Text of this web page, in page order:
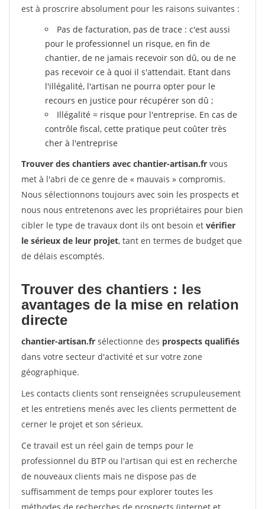
est à proscrire absolument pour les raisons suivantes :
Pas de facturation, pas de trace : c'est aussi
pour le professionnel un risque, en fin de
chantier, de ne jamais recevoir son dû, ou de ne
pas recevoir ce à quoi il s'attendait. Etant dans
l'illégalité, l'artisan ne pourra opter pour le
recours en justice pour récupérer son dû ;
Illégalité = risque pour l'entreprise. En cas de
contrôle fiscal, cette pratique peut coûter très
cher à l'entreprise
Trouver des chantiers avec chantier-artisan.fr vous
met à l'abri de ce genre de « mauvais » compromis.
Nous sélectionnons toujours avec soin les prospects et
nous nous entretenons avec les propriétaires pour bien
cibler le type de travaux dont ils ont besoin et vérifier
le sérieux de leur projet, tant en termes de budget que
de délais escomptés.
Trouver des chantiers : les
avantages de la mise en relation
directe
chantier-artisan.fr sélectionne des prospects qualifiés
dans votre secteur d'activité et sur votre zone
géographique.
Les contacts clients sont renseignées scrupuleusement
et les entretiens menés avec les clients permettent de
cerner le projet et son sérieux.
Ce travail est un réel gain de temps pour le
professionnel du BTP ou l'artisan qui est en recherche
de nouveaux clients mais ne dispose pas de
suffisamment de temps pour explorer toutes les